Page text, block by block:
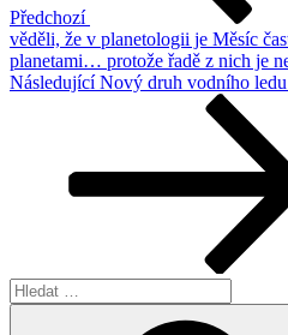
Předchozí
věděli, že v planetologii je Měsíc
planetami… protože řadě z nich je
Následující
Následující Nový druh vodního
Hledat: